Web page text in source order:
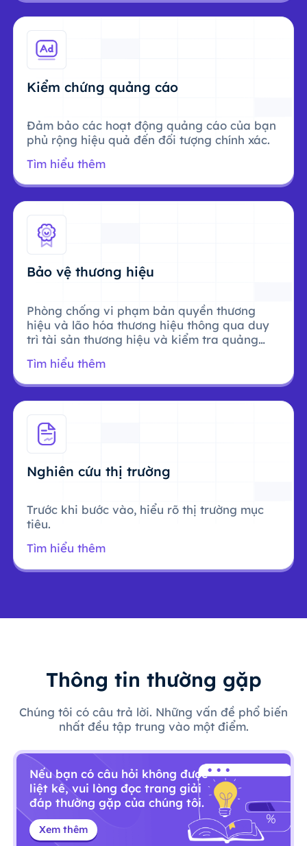
Kiểm chứng quảng cáo
Đảm bảo các hoạt động quảng cáo của bạn
phủ rộng hiệu quả đến đối tượng chính xác.
Tìm hiểu thêm
Bảo vệ thương hiệu
Phòng chống vi phạm bản quyền thương
hiệu và lão hóa thương hiệu thông qua duy
trì tài sản thương hiệu và kiểm tra quảng
Tìm hiểu thêm
Nghiên cứu thị trường
Trước khi bước vào, hiểu rõ thị trường mục
tiêu.
Tìm hiểu thêm
Thông tin thường gặp
Chúng tôi có câu trả lời. Những vấn đề phổ biến
nhất đều tập trung vào một điểm.
Nếu bạn có câu hỏi không được
liệt kê, vui lòng đọc trang giải
đáp thường gặp của chúng tôi.
Xem thêm